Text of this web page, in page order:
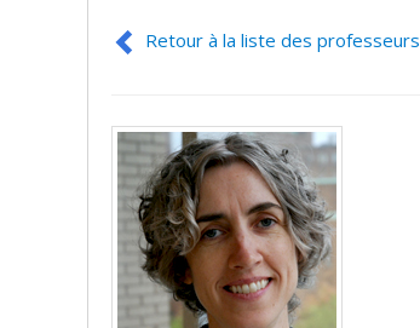
Retour à la liste des professeurs